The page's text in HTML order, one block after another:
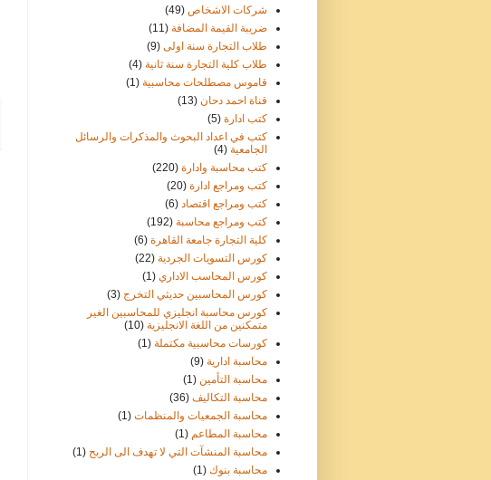
شركات الاشخاص (49)
ضريبة القيمة المضافة (11)
طلاب التجارة سنة اولى (9)
طلاب كلية التجارة سنة ثانية (4)
قاموس مصطلحات محاسبية (1)
قناة احمد دحان (13)
كتب ادارة (5)
كتب في اعداد البحوث والمذكرات والرسائل
الجامعية (4)
كتب محاسبة وادارة (220)
كتب ومراجع ادارة (20)
كتب ومراجع اقتصاد (6)
كتب ومراجع محاسبة (192)
كلية التجارة جامعة القاهرة (6)
كورس التسويات الجردية (22)
كورس المحاسب الاداري (1)
كورس المحاسبين حديثي التخرج (3)
كورس محاسبة انجليزي للمحاسبين الغير
متمكنين من اللغة الانجليزية (10)
كورسات محاسبية مكتملة (1)
محاسبة ادارية (9)
محاسبة التأمين (1)
محاسبة التكاليف (36)
محاسبة الجمعيات والمنظمات (1)
محاسبة المطاعم (1)
محاسبة المنشآت التي لا تهدف الى الربح (1)
محاسبة بنوك (1)